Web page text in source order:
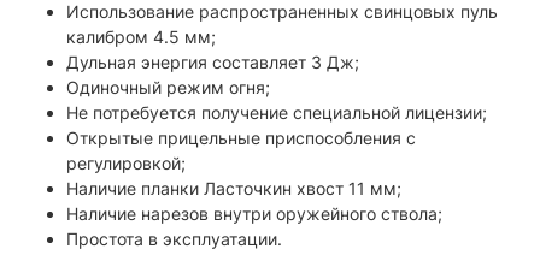
Использование распространенных свинцовых пуль
калибром 4.5 мм;
Дульная энергия составляет 3 Дж;
Одиночный режим огня;
Не потребуется получение специальной лицензии;
Открытые прицельные приспособления с
регулировкой;
Наличие планки Ласточкин хвост 11 мм;
Наличие нарезов внутри оружейного ствола;
Простота в эксплуатации.